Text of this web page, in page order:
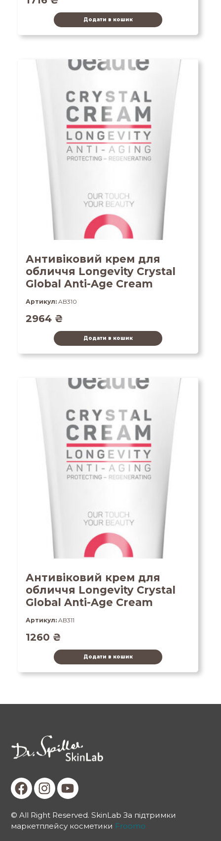
Додати в кошик
Антивіковий крем для
обличчя Longevity Crystal
Global Anti-Age Cream
Артикул: AB310
2964 ₴
Додати в кошик
Антивіковий крем для
обличчя Longevity Crystal
Global Anti-Age Cream
Артикул: AB311
1260 ₴
Додати в кошик
© All Right Reserved. SkinLab За підтримки
маркетплейсу косметики Froomo